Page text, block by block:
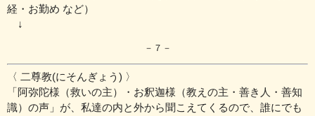
経・お勤め など）
↓
－７－
〈 二尊教(にそんぎょう) 〉
「阿弥陀様（救いの主）・お釈迦様（教えの主・善き人・善知
識）の声」が、 私達の内と外から聞こえてくるので、誰にでも